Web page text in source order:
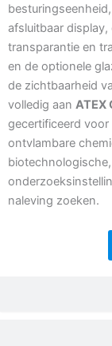
afsluitbaar
transparantie en
en de optionele
de zichtbaarheid
volledig aan ATEX
gecertificeerd
ontvlambare
naleving zoeken.